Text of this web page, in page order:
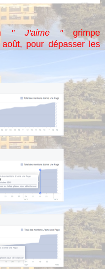
" J'aime "grimpe
pour dépasser les